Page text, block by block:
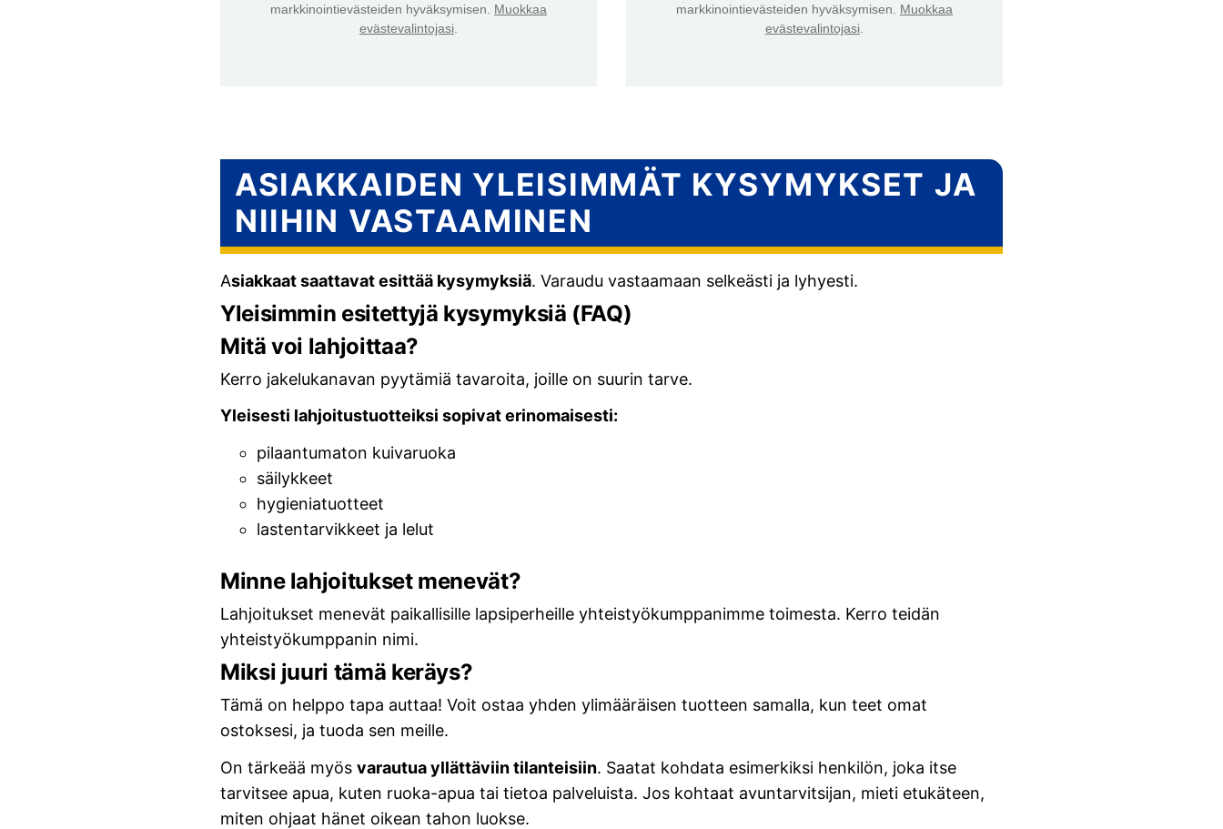
markkinointievästeiden hyväksymisen. Muokkaa
evästevalintojasi
markkinointievästeiden hyväksymisen. Muokkaa
evästevalintojasi
ASIAKKAIDEN YLEISIMMÄT KYSYMYKSET JA
NIIHIN VASTAAMINEN
Asiakkaat saattavat esittää kysymyksiä. Varaudu vastaamaan selkeästi ja lyhyesti.
Yleisimmin esitettyjä kysymyksiä (FAQ)
Mitä voi lahjoittaa?
Kerro jakelukanavan pyytämiä tavaroita, joille on suurin tarve.
Yleisesti lahjoitustuotteiksi sopivat erinomaisesti:
pilaantumaton kuivaruoka
säilykkeet
hygieniatuotteet
lastentarvikkeet ja lelut
Minne lahjoitukset menevät?
Lahjoitukset menevät paikallisille lapsiperheille yhteistyökumppanimme toimesta. Kerro teidän
yhteistyökumppanin nimi.
Miksi juuri tämä keräys?
Tämä on helppo tapa auttaa! Voit ostaa yhden ylimääräisen tuotteen samalla, kun teet omat
ostoksesi, ja tuoda sen meille.
On tärkeää myös varautua yllättäviin tilanteisiin. Saatat kohdata esimerkiksi henkilön, joka itse
tarvitsee apua, kuten ruoka-apua tai tietoa palveluista. Jos kohtaat avuntarvitsijan, mieti etukäteen,
miten ohjaat hänet oikean tahon luokse.